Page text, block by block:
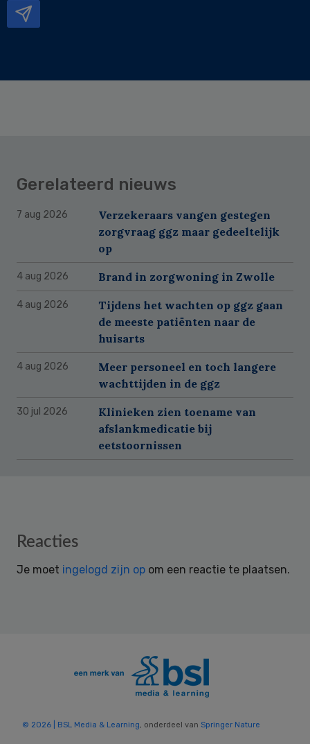
Gerelateerd nieuws
7 aug 2026
Verzekeraars vangen gestegen
zorgvraag ggz maar gedeeltelijk
op
4 aug 2026 Brand in zorgwoning in Zwolle
4 aug 2026
Tijdens het wachten op ggz gaan
de meeste patiënten naar de
huisarts
4 aug 2026
Meer personeel en toch langere
wachttijden in de ggz
30 jul 2026
Klinieken zien toename van
afslankmedicatie bij
eetstoornissen
Reader
Reacties
Je moet ingelogd zijn op om een reactie te plaatsen.
© 2026 | BSL Media & Learning, onderdeel van Springer Nature